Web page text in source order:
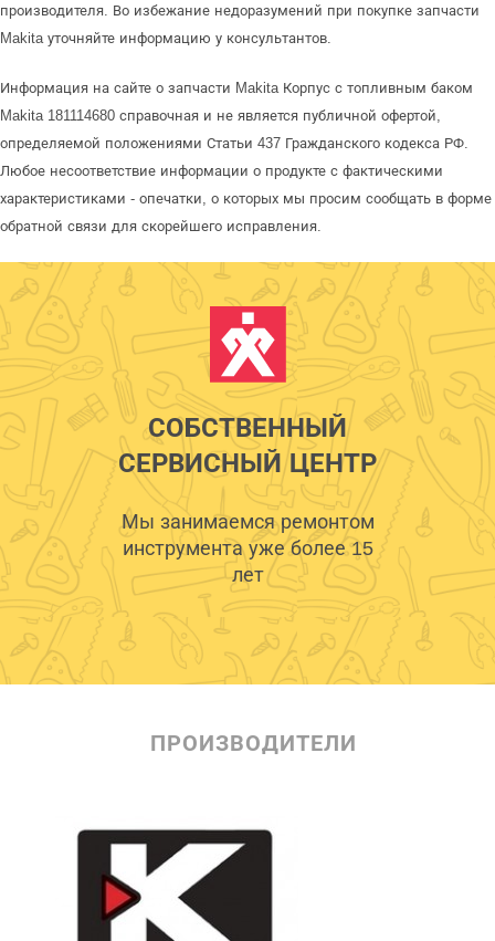
производителя. Во избежание недоразумений при покупке запчасти
Makita уточняйте информацию у консультантов.
Информация на сайте о запчасти Makita Корпус с топливным баком
Makita 181114680 справочная и не является публичной офертой,
определяемой положениями Статьи 437 Гражданского кодекса РФ.
Любое несоответствие информации о продукте с фактическими
характеристиками - опечатки, о которых мы просим сообщать в форме
обратной связи для скорейшего исправления.
СОБСТВЕННЫЙ
СЕРВИСНЫЙ ЦЕНТР
Мы занимаемся ремонтом
инструмента уже более 15
лет
ПРОИЗВОДИТЕЛИ